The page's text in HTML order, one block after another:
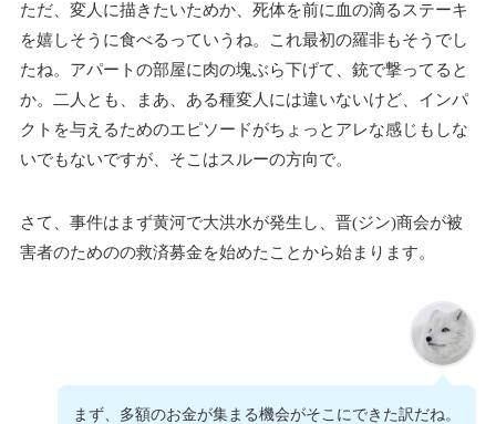
ただ、変人に描きたいためか、死体を前に血の滴るステーキ
を嬉しそうに食べるっていうね。これ最初の羅非もそうでし
たね。アパートの部屋に肉の塊ぶら下げて、銃で撃ってると
か。二人とも、まあ、ある種変人には違いないけど、インパ
クトを与えるためのエピソードがちょっとアレな感じもしな
いでもないですが、そこはスルーの方向で。
さて、事件はまず黄河で大洪水が発生し、晋(ジン)商会が被
害者のためのの救済募金を始めたことから始まります。
まず、多額のお金が集まる機会がそこにできた訳だね。